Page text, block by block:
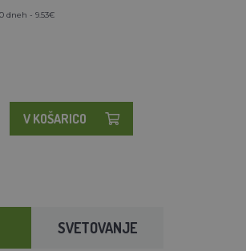
dneh - 9.53€
V KOŠARICO
SVETOVANJE